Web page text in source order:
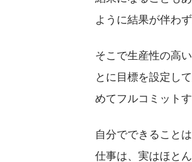
ように結果が伴わ
そこで生産性の高
とに目標を設定し
めてフルコミット
自分でできること
仕事は、実はほと